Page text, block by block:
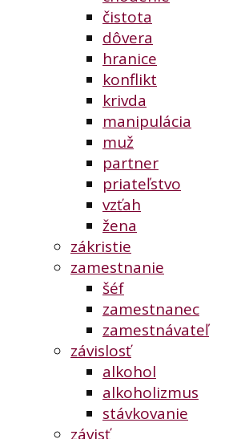
čistota
dôvera
hranice
konflikt
krivda
manipulácia
muž
partner
priateľstvo
vzťah
žena
zákristie
zamestnanie
šéf
zamestnanec
zamestnávateľ
závislosť
alkohol
alkoholizmus
stávkovanie
závisť